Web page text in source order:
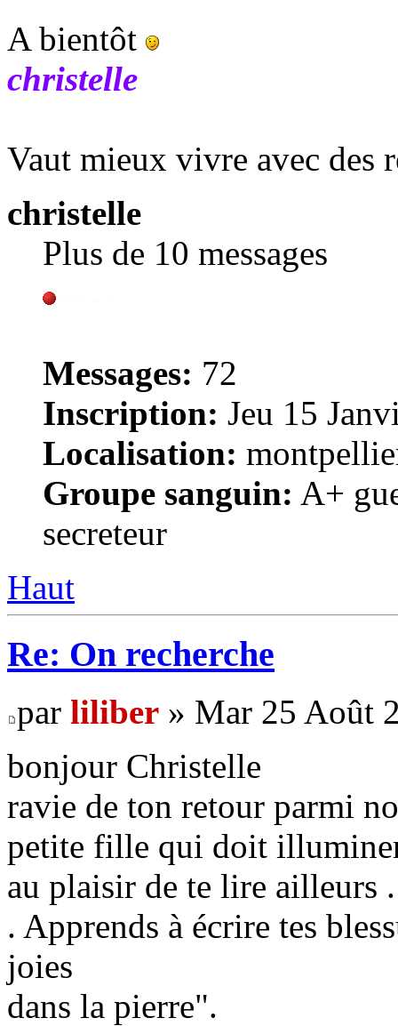
A bientôt
christelle
Vaut mieux vivre avec des
christelle
Plus de 10 messages
Messages: 72
Inscription: Jeu 15
Localisation:
Groupe sanguin: A+
secreteur
Haut
Re: On recherche
par liliber » Mar 25 Août
bonjour Christelle
ravie de ton retour parmi
petite fille qui doit
au plaisir de te lire ailleurs .
. Apprends à écrire tes
joies
dans la pierre".